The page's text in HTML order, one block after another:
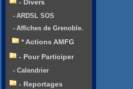
- Divers
- ARDSL SOS
- Affiches de Grenoble.
* Actions AMFG
- Pour Participer
- Calendrier
- Reportages